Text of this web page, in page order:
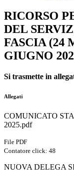
RICORSO
DEL
FASCIA (24
GIUGNO
Si trasmette in
Allegati
COMUNICATO
2025.pdf
File PDF
Contatore click: 48
NUOVA DELEGA